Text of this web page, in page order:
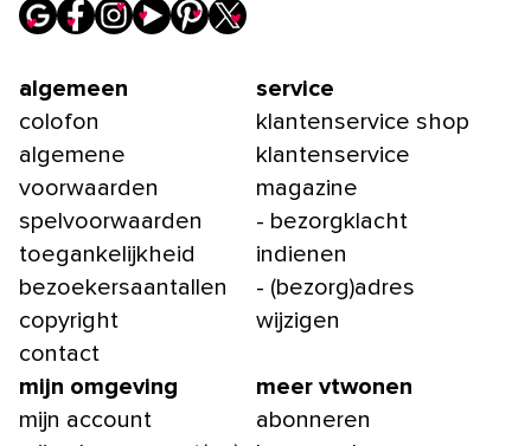
algemeen
colofon
algemene
voorwaarden
spelvoorwaarden
toegankelijkheid
bezoekersaantallen
copyright
contact
service
klantenservice shop
klantenservice
magazine
- bezorgklacht
indienen
- (bezorg)adres
wijzigen
mijn omgeving
mijn account
meer vtwonen
abonneren